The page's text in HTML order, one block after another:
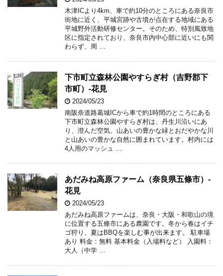
木津ICより4km、車で約10分のところにある奈良市
街地に近く、平城宮跡や古墳が点在する地域にある
平城野外活動研修センター。そのため、特別風致地
区に指定されており、奈良市内中心部に近いにも関
わらず、周 …
下市町立森林公園やすらぎ村（吉野郡下
市町）-花見
2024/05/23
南阪奈道路葛城ICから車で約1時間のところにある
下市町立森林公園やすらぎ村は、丹生川沿いにあ
り、澄んだ空気、山あいの豊かな緑とおだやかな川
と山あいの豊かな自然に囲まれています。村内には
4人用のマッシュ …
あだみね高原ファーム（奈良県五條市）-
花見
2024/05/23
あだみね高原ファームは、奈良・大阪・和歌山の境
に位置する五條市にある農園です。冬から春はイチ
ゴ狩り、夏はBBQを楽しむ事が出来ます。 駐車場
あり 料金：無料 基本料金（入場料など） 入園料：
大人（中学 …